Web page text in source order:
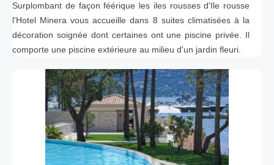
Surplombant de façon féérique les iles rousses d'Ile rousse
l'Hotel Minera vous accueille dans 8 suites climatisées à la
décoration soignée dont certaines ont une piscine privée. Il
comporte une piscine extérieure au milieu d'un jardin fleuri.